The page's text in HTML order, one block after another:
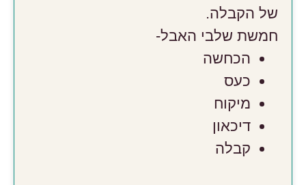
של הקבלה.
חמשת שלבי האבל-
הכחשה
כעס
מיקוח
דיכאון
קבלה